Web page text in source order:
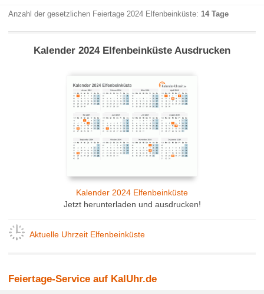
Anzahl der gesetzlichen Feiertage 2024 Elfenbeinküste:14 Tage
Kalender 2024 Elfenbeinküste Ausdrucken
Kalender 2024 Elfenbeinküste
Jetzt herunterladen und ausdrucken!
Aktuelle Uhrzeit Elfenbeinküste
Feiertage-Service auf KalUhr.de